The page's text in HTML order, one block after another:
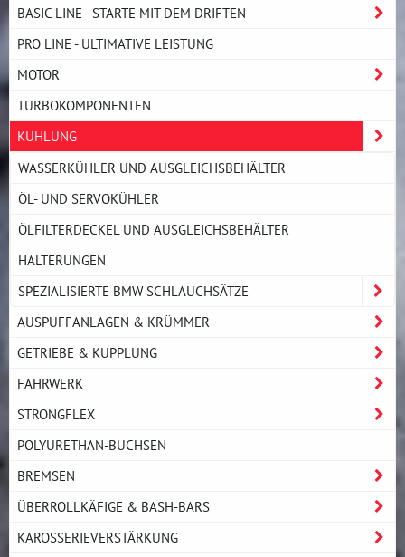
BASIC LINE - STARTE MIT DEM DRIFTEN
PRO LINE - ULTIMATIVE LEISTUNG
MOTOR
TURBOKOMPONENTEN
KÜHLUNG
WASSERKÜHLER UND AUSGLEICHSBEHÄLTER
ÖL- UND SERVOKÜHLER
ÖLFILTERDECKEL UND AUSGLEICHSBEHÄLTER
HALTERUNGEN
SPEZIALISIERTE BMW SCHLAUCHSÄTZE
AUSPUFFANLAGEN & KRÜMMER
GETRIEBE & KUPPLUNG
FAHRWERK
STRONGFLEX
POLYURETHAN-BUCHSEN
BREMSEN
ÜBERROLLKÄFIGE & BASH-BARS
KAROSSERIEVERSTÄRKUNG